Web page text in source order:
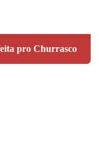
pro Churrasco